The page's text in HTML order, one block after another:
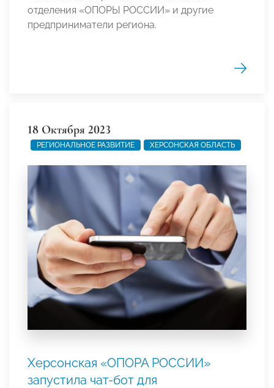
отделения «ОПОРЫ РОССИИ» и другие
предприниматели региона.
18 Октября 2023
РЕГИОНАЛЬНОЕ РАЗВИТИЕ ХЕРСОНСКАЯ ОБЛАСТЬ
Херсонская «ОПОРА РОССИИ»
запустила чат-бот для